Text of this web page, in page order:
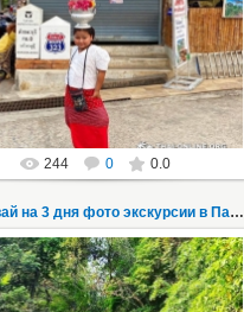
три дня из Паттайи на реку Квай,
Эраван, Сайок Ной и Сайок Яй,
город Сангклабури, деревня...
Thai-Online
244 0 0.0
Река Квай на 3 дня фото экскурсии в Паттайе 3